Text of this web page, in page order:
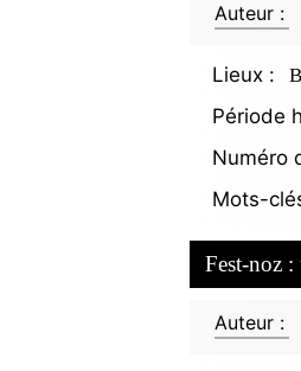
Auteur :
Lieux :
Période
Numéro
Mots-
Fest-noz :
Auteur :